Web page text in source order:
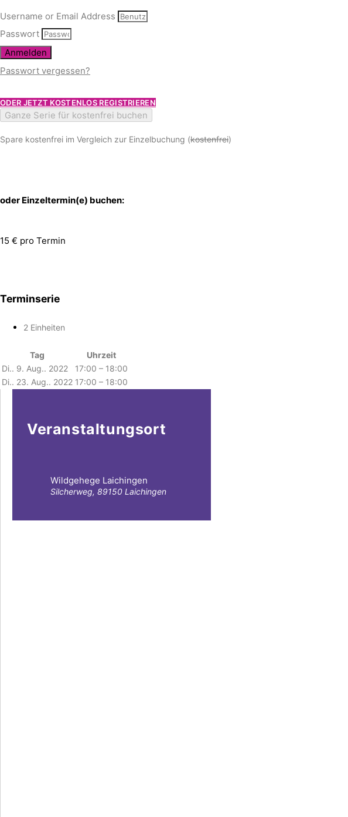
Username or Email Address
Passwort
Anmelden
Passwort vergessen?
ODER JETZT KOSTENLOS REGISTRIEREN
Ganze Serie für kostenfrei buchen
Spare kostenfrei im Vergleich zur Einzelbuchung (kostenfrei)
oder Einzeltermin(e) buchen:
15 € pro Termin
Terminserie
2 Einheiten
Tag
Uhrzeit
Di.. 9. Aug.. 2022
17:00 – 18:00
Di.. 23. Aug.. 2022 17:00 – 18:00
Veranstaltungsort
Wildgehege Laichingen
Silcherweg, 89150 Laichingen